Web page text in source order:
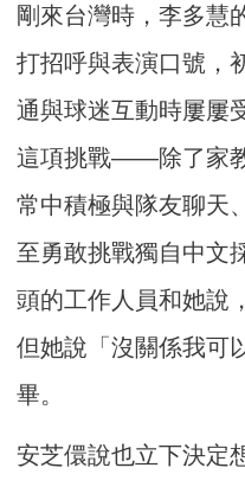
剛來台灣時，李多慧
打招呼與表演口號，
通與球迷互動時屢屢
這項挑戰——除了家
常中積極與隊友聊天
至勇敢挑戰獨自中文
頭的工作人員和她說
但她說「沒關係我可
畢。
安芝儇說也立下決定